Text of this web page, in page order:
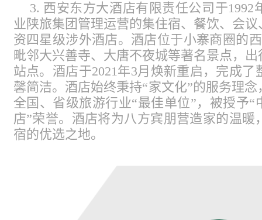
3. 西安东方大酒店有限责任公司于
业陕旅集团管理运营的集住宿、餐饮、会
资四星级涉外酒店。酒店位于小寨商圈的
毗邻大兴善寺、大唐不夜城等著名景点，
站点。酒店于2021年3月焕新重启，完成
馨简洁。酒店始终秉持“家文化”的服务理
全国、省级旅游行业“最佳单位”，被授予
店”荣誉。酒店将为八方宾朋营造家的温
宿的优选之地。